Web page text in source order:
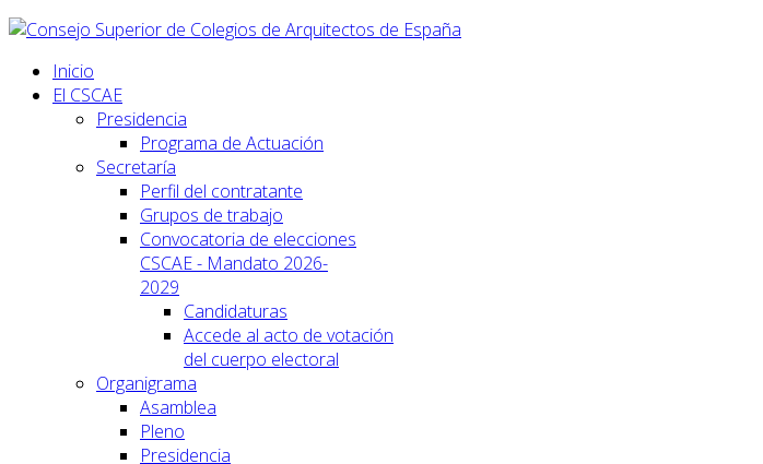
Inicio
El CSCAE
Presidencia
Programa de Actuación
Secretaría
Perfil del contratante
Grupos de trabajo
Convocatoria de elecciones
CSCAE - Mandato 2026-
2029
Candidaturas
Accede al acto de votación
del cuerpo electoral
Organigrama
Asamblea
Pleno
Presidencia